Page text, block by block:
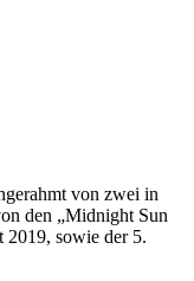
von zwei in
den „Midnight Sun
2019, sowie der 5.